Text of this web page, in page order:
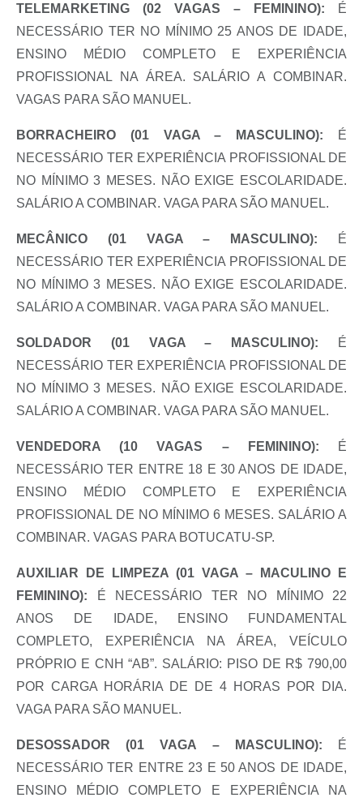
TELEMARKETING (02 VAGAS – FEMININO):
É
NECESSÁRIO TER NO MÍNIMO 25 ANOS DE IDADE,
ENSINO MÉDIO COMPLETO E EXPERIÊNCIA
PROFISSIONAL NA ÁREA. SALÁRIO A COMBINAR.
VAGAS PARA SÃO MANUEL.
BORRACHEIRO (01 VAGA – MASCULINO):
É
NECESSÁRIO TER EXPERIÊNCIA PROFISSIONAL DE
NO MÍNIMO 3 MESES. NÃO EXIGE ESCOLARIDADE.
SALÁRIO A COMBINAR. VAGA PARA SÃO MANUEL.
MECÂNICO (01 VAGA – MASCULINO):
É
NECESSÁRIO TER EXPERIÊNCIA PROFISSIONAL DE
NO MÍNIMO 3 MESES. NÃO EXIGE ESCOLARIDADE.
SALÁRIO A COMBINAR. VAGA PARA SÃO MANUEL.
SOLDADOR (01 VAGA – MASCULINO):
É
NECESSÁRIO TER EXPERIÊNCIA PROFISSIONAL DE
NO MÍNIMO 3 MESES. NÃO EXIGE ESCOLARIDADE.
SALÁRIO A COMBINAR. VAGA PARA SÃO MANUEL.
VENDEDORA (10 VAGAS – FEMININO):
É
NECESSÁRIO TER ENTRE 18 E 30 ANOS DE IDADE,
ENSINO MÉDIO COMPLETO E EXPERIÊNCIA
PROFISSIONAL DE NO MÍNIMO 6 MESES. SALÁRIO A
COMBINAR. VAGAS PARA BOTUCATU-SP.
AUXILIAR DE LIMPEZA (01 VAGA – MACULINO E
FEMININO):
É NECESSÁRIO TER NO MÍNIMO 22
ANOS DE IDADE, ENSINO FUNDAMENTAL
COMPLETO, EXPERIÊNCIA NA ÁREA, VEÍCULO
PRÓPRIO E CNH “AB”. SALÁRIO: PISO DE R$ 790,00
POR CARGA HORÁRIA DE DE 4 HORAS POR DIA.
VAGA PARA SÃO MANUEL.
DESOSSADOR (01 VAGA – MASCULINO):
É
NECESSÁRIO TER ENTRE 23 E 50 ANOS DE IDADE,
ENSINO MÉDIO COMPLETO E EXPERIÊNCIA NA